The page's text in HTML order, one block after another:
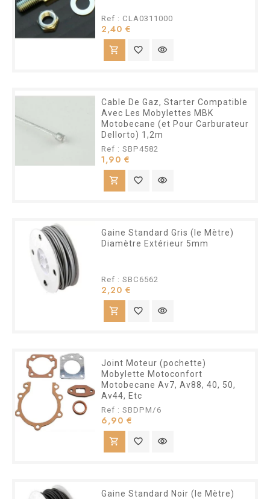
Ref : CLA0311000
2,40 €
shopping_cart favorite_border visibility
Cable De Gaz, Starter Compatible
Avec Les Mobylettes MBK
Motobecane (et Pour Carburateur
Dellorto) 1,2m
Ref : SBP4582
1,90 €
shopping_cart favorite_border visibility
Gaine Standard Gris (le Mètre)
Diamètre Extérieur 5mm
Ref : SBC6562
2,20 €
shopping_cart favorite_border visibility
Joint Moteur (pochette)
Mobylette Motoconfort
Motobecane Av7, Av88, 40, 50,
Av44, Etc
Ref : SBDPM/6
6,90 €
shopping_cart favorite_border visibility
Gaine Standard Noir (le Mètre)